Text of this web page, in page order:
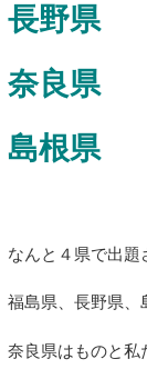
長野県
奈良県
島根県
なんと４県で出題
福島県、長野県、
奈良県はものと私